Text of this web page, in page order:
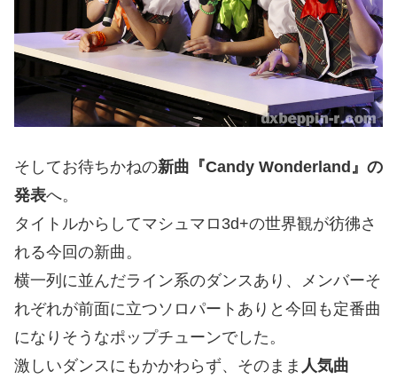
そしてお待ちかねの新曲『Candy Wonderland』の
発表へ。
タイトルからしてマシュマロ3d+の世界観が彷彿さ
れる今回の新曲。
横一列に並んだライン系のダンスあり、メンバーそ
れぞれが前面に立つソロパートありと今回も定番曲
になりそうなポップチューンでした。
激しいダンスにもかかわらず、そのまま 人気曲